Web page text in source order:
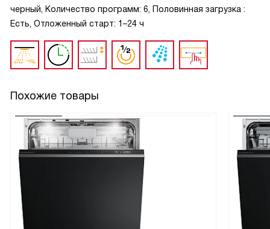
черный, Количество программ: 6, Половинная загрузка :
Есть, Отложенный старт: 1–24 ч
Похожие товары